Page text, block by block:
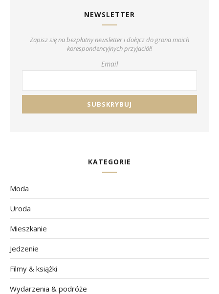
NEWSLETTER
Zapisz się na bezpłatny newsletter i dołącz do grona moich
korespondencyjnych przyjaciół!
Email
KATEGORIE
Moda
Uroda
Mieszkanie
Jedzenie
Filmy & książki
Wydarzenia & podróże